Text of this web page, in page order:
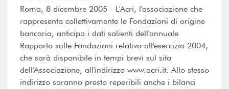
Roma, 8 dicembre 2005 - L'Acri, l'associazione che
rappresenta collettivamente le Fondazioni di origine
bancaria, anticipa i dati salienti dell'annuale
Rapporto sulle Fondazioni relativo all'esercizio 2004,
che sarà disponibile in tempi brevi sul sito
dell'Associazione, all'indirizzo www.acri.it. Allo stesso
indirizzo saranno presto reperibili anche i bilanci